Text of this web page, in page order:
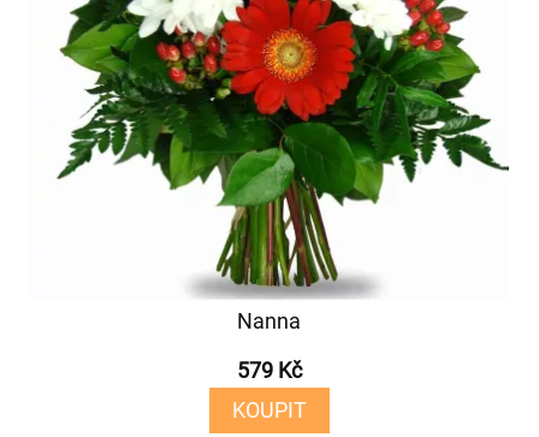
Nanna
579 Kč
KOUPIT